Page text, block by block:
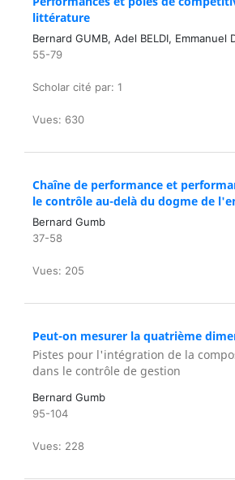
littérature
Bernard GUMB, Adel BELDI, Emmanuel
55-79
Scholar cité par: 1
Vues: 630
Chaîne de performance et
le contrôle au-delà du dogme de
Bernard Gumb
37-58
Vues: 205
Peut-on mesurer la quatrième
Pistes pour l'intégration de la
dans le contrôle de gestion
Bernard Gumb
95-104
Vues: 228